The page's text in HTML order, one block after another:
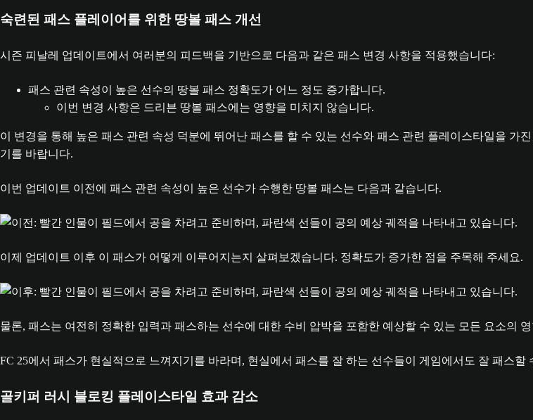
숙련된 패스 플레이어를 위한 땅볼 패스 개선
시즌 피날레 업데이트에서 여러분의 피드백을 기반으로 다음과 같은 패스 변경 사항을 적용했습니다:
패스 관련 속성이 높은 선수의 땅볼 패스 정확도가 어느 정도 증가합니다.
이번 변경 사항은 드리븐 땅볼 패스에는 영향을 미치지 않습니다.
이 변경을 통해 높은 패스 관련 속성 덕분에 뛰어난 패스를 할 수 있는 선수와 패스 관련 플레이스타일을 가
기를 바랍니다.
이번 업데이트 이전에 패스 관련 속성이 높은 선수가 수행한 땅볼 패스는 다음과 같습니다.
이제 업데이트 이후 이 패스가 어떻게 이루어지는지 살펴보겠습니다. 정확도가 증가한 점을 주목해 주세요.
물론, 패스는 여전히 정확한 입력과 패스하는 선수에 대한 수비 압박을 포함한 예상할 수 있는 모든 요소의
FC 25에서 패스가 현실적으로 느껴지기를 바라며, 현실에서 패스를 잘 하는 선수들이 게임에서도 잘 패스할
골키퍼 러시 블로킹 플레이스타일 효과 감소